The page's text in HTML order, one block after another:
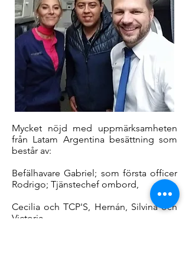
Mycket nöjd med uppmärksamheten
från Latam Argentina besättning som
består av:
Befälhavare Gabriel; som första officer
Rodrigo; Tjänstechef ombord,
Cecilia och TCP'S, Hernán, Silvina och
Victoria.